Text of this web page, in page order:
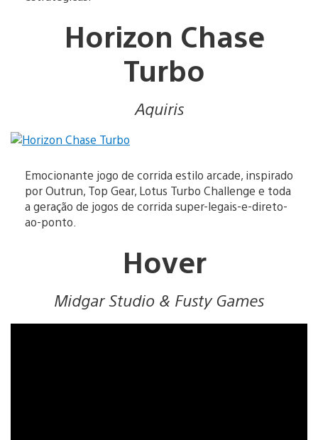
Horizon Chase
Turbo
Aquiris
Emocionante jogo de corrida estilo arcade, inspirado
por Outrun, Top Gear, Lotus Turbo Challenge e toda
a geração de jogos de corrida super-legais-e-direto-
ao-ponto.
Hover
Midgar Studio & Fusty Games